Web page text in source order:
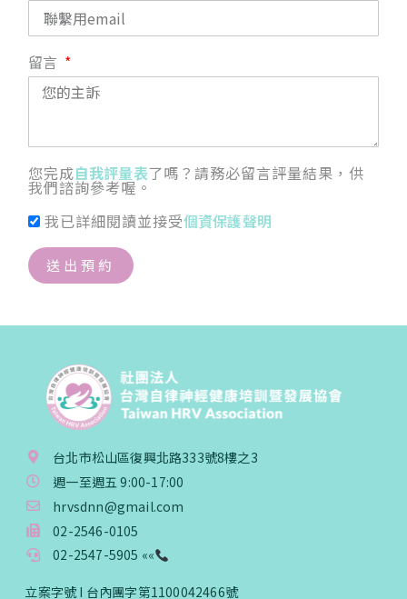
留言
您完成自我評量表了嗎？請務必留言評量結果，供
我們諮詢參考喔。
我已詳細閱讀並接受個資保護聲明
送出預約
台北市松山區復興北路333號8樓之3
週一至週五 9:00-17:00
hrvsdnn@gmail.com
02-2546-0105
02-2547-5905 ««
立案字號 I 台內團字第1100042466號